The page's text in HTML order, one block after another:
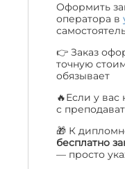
Оформить
оператора в
👉 Заказ
точную
обязывает
🔥Если у
с
🎁 К
бесплатно
— просто